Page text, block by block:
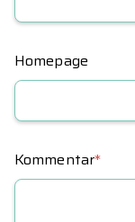
Homepage
Kommentar*